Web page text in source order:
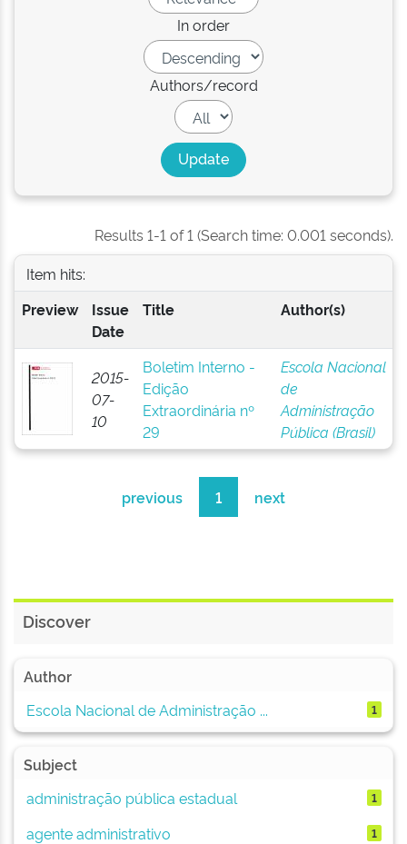
In order
Authors/record
Results 1-1 of 1 (Search time: 0.001 seconds).
Item hits:
Preview
Issue
Date
Title Author(s)
2015-
07-
10
Boletim Interno -
Edição
Extraordinária nº
29
Escola Nacional
de
Administração
Pública (Brasil)
previous 1 next
Discover
Author
Escola Nacional de Administração ...
1
Subject
administração pública estadual
1
agente administrativo 1